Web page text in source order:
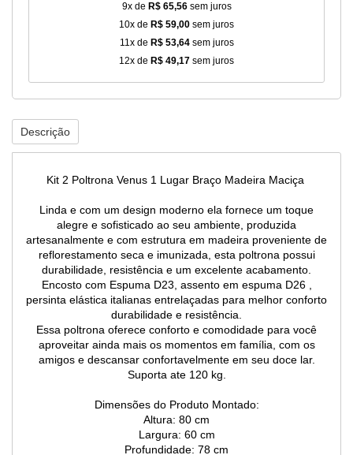
9x de R$ 65,56sem juros
10x de R$ 59,00 sem juros
11x de R$ 53,64sem juros
12x de R$ 49,17 sem juros
Descrição
Kit 2 Poltrona Venus 1 Lugar Braço Madeira Maciça
Linda e com um design moderno ela fornece um toque
alegre e sofisticado ao seu ambiente, produzida
artesanalmente e com estrutura em madeira proveniente de
reflorestamento seca e imunizada, esta poltrona possui
durabilidade, resistência e um excelente acabamento.
Encosto com Espuma D23, assento em espuma D26 ,
persinta elástica italianas entrelaçadas para melhor conforto
durabilidade e resistência.
Essa poltrona oferece conforto e comodidade para você
aproveitar ainda mais os momentos em família, com os
amigos e descansar confortavelmente em seu doce lar.
Suporta ate 120 kg.
Dimensões do Produto Montado:
Altura: 80 cm
Largura: 60 cm
Profundidade: 78 cm